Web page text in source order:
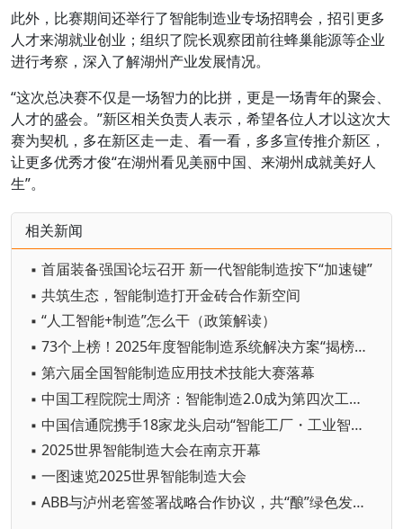
此外，比赛期间还举行了智能制造业专场招聘会，招引更多
人才来湖就业创业；组织了院长观察团前往蜂巢能源等企业
进行考察，深入了解湖州产业发展情况。
“这次总决赛不仅是一场智力的比拼，更是一场青年的聚会、
人才的盛会。”新区相关负责人表示，希望各位人才以这次大
赛为契机，多在新区走一走、看一看，多多宣传推介新区，
让更多优秀才俊“在湖州看见美丽中国、来湖州成就美好人
生”。
相关新闻
▪ 首届装备强国论坛召开 新一代智能制造按下“加速键”
▪ 共筑生态，智能制造打开金砖合作新空间
▪ “人工智能+制造”怎么干（政策解读）
▪ 73个上榜！2025年度智能制造系统解决方案“揭榜挂帅”项目名单公布
▪ 第六届全国智能制造应用技术技能大赛落幕
▪ 中国工程院院士周济：智能制造2.0成为第四次工业革命核心技术
▪ 中国信通院携手18家龙头启动“智能工厂・工业智能场景创新计划”
▪ 2025世界智能制造大会在南京开幕
▪ 一图速览2025世界智能制造大会
▪ ABB与泸州老窖签署战略合作协议，共“酿”绿色发展新未来